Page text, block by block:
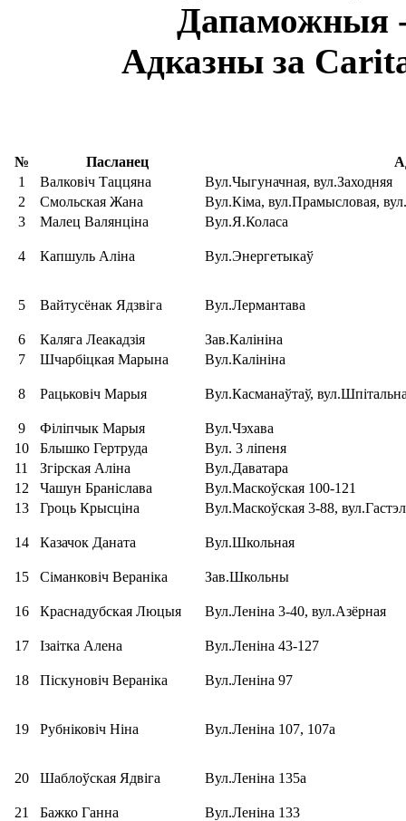
Дапаможныя
Адказны за
№ Пасланец
1
Валковіч Таццяна
Вул.Чыгуначная, вул.Заходняя
2
Смольская Жана
Вул.Кіма, вул.Прамысловая,
3
Малец Валянціна Вул.Я.Коласа
4 Капшуль Аліна Вул.Энергетыкаў
5 Вайтусёнак Ядзвіга Вул.Лермантава
6 Каляга Леакадзія
Зав.Калініна
7
Шчарбіцкая Марына Вул.Калініна
8 Рацьковіч Марыя Вул.Касманаўтаў,
9 Філіпчык Марыя
Вул.Чэхава
10
Блышко Гертруда
Вул. 3 ліпеня
11
Згірская Аліна
Вул.Даватара
12
Чашун Браніслава
Вул.Маскоўская 100-121
13
Гроць Крысціна Вул.Маскоўская 3-88,
14 Казачок Даната Вул.Школьная
15 Сіманковіч Вераніка Зав.Школьны
16 Краснадубская Люцыя Вул.Леніна 3-40, вул.Азёрная
17 Ізаітка Алена Вул.Леніна 43-127
18 Піскуновіч Вераніка Вул.Леніна 97
19 Рубніковіч Ніна Вул.Леніна 107, 107а
20 Шаблоўская Ядвіга Вул.Леніна 135а
21 Бажко Ганна
Вул.Леніна 133